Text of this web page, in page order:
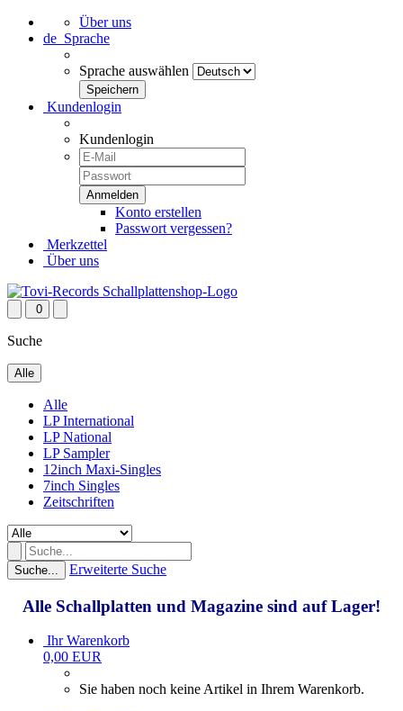
Über uns
de Sprache
Sprache auswählen
Kundenlogin
Kundenlogin
Konto erstellen
Passwort vergessen?
Merkzettel
Über uns
0
Suche
Alle
Alle
LP International
LP National
LP Sampler
12inch Maxi-Singles
7inch Singles
Zeitschriften
Suche... Erweiterte Suche
Alle Schallplatten und Magazine sind auf Lager!
Ihr Warenkorb
0,00 EUR
Sie haben noch keine Artikel in Ihrem Warenkorb.